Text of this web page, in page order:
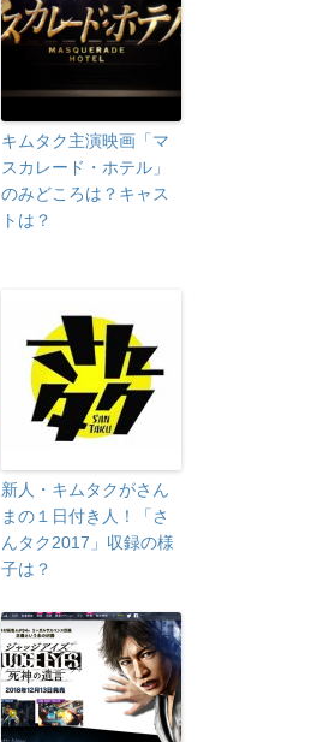
キムタク主演映画「マ
スカレード・ホテル」
のみどころは？キャス
トは？
新人・キムタクがさん
まの１日付き人！「さ
んタク2017」収録の様
子は？